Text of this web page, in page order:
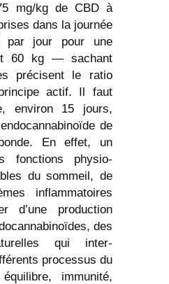
mg/kg de CBD à
dans la journée
jour pour une
60 kg — sachant
précisent le ratio
actif. Il faut
environ 15 jours,
de
En effet, un
fonctions physio-
du sommeil, de
inflammatoires
d’une production
des
qui inter-
processus du
immunité,